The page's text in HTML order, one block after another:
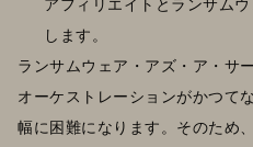
アフィリエイトとランサム
します。
ランサムウェア・アズ・ア・サ
オーケストレーションがかつて
幅に困難になります。そのため